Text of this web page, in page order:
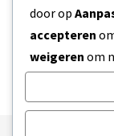
door op
accepteren
weigeren om